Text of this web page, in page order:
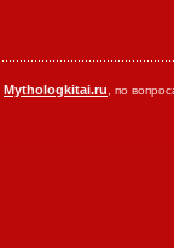
Mythologkitai.ru , по